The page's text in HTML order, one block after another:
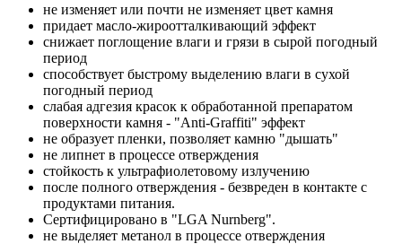
не изменяет или почти не изменяет цвет камня
придает масло-жироотталкивающий эффект
снижает поглощение влаги и грязи в сырой погодный
период
способствует быстрому выделению влаги в сухой
погодный период
слабая адгезия красок к обработанной препаратом
поверхности камня - "Anti-Graffiti" эффект
не образует пленки, позволяет камню "дышать"
не липнет в процессе отверждения
стойкость к ультрафиолетовому излучению
после полного отверждения - безвреден в контакте с
продуктами питания.
Сертифицировано в "LGA Nurnberg".
не выделяет метанол в процессе отверждения